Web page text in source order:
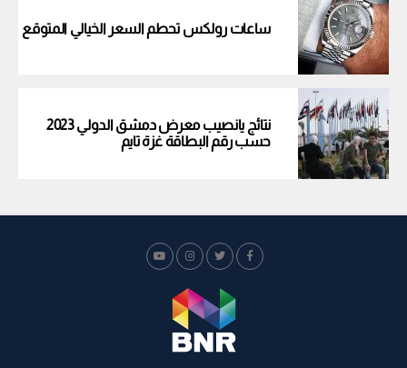
ساعات رولكس تحطم السعر الخيالي المتوقع
نتائج يانصيب معرض دمشق الدولي 2023
حسب رقم البطاقة غزة تايم